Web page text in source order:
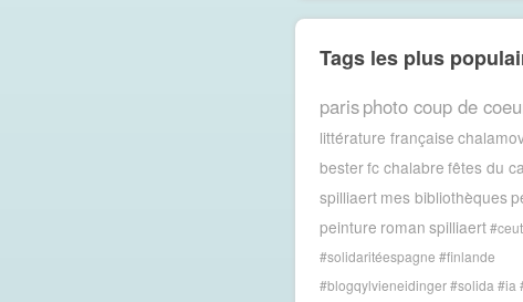
Tags les plus
parisphoto coup de
littérature française
besterfc chalabre fêtes du
spilliaert mes bibliothèques
peinture roman spilliaert
#solidaritéespagne #finlande
#blogqylvieneidinger #solida #ia